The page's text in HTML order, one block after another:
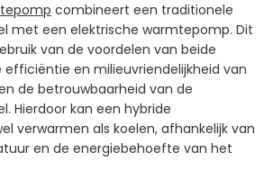
combineert een traditionele
met een elektrische warmtepomp. Dit
van de voordelen van beide
efficiëntie en milieuvriendelijkheid van
de betrouwbaarheid van de
Hierdoor kan een hybride
verwarmen als koelen, afhankelijk van
en de energiebehoefte van het